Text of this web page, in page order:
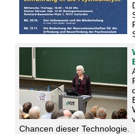
Chancen dieser Technologie.